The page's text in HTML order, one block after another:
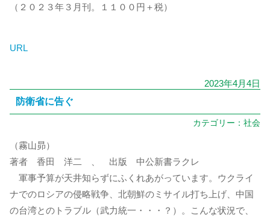
（２０２３年３月刊。１１００円＋税）
URL
2023年4月4日
防衛省に告ぐ
カテゴリー： 社会
（霧山昴）
著者 香田 洋二 、 出版 中公新書ラクレ
軍事予算が天井知らずにふくれあがっています。ウクライ
ナでのロシアの侵略戦争、北朝鮮のミサイル打ち上げ、中国
の台湾とのトラブル（武力統一・・・？）。こんな状況で、